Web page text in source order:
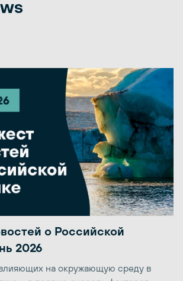
о Российской
2026
на окружающую среду в